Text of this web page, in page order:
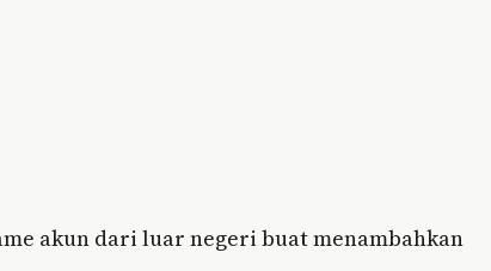
akun dari luar negeri buat menambahkan